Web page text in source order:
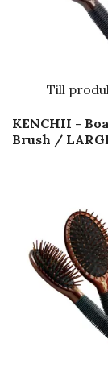
Till
KENCHII -
Brush /